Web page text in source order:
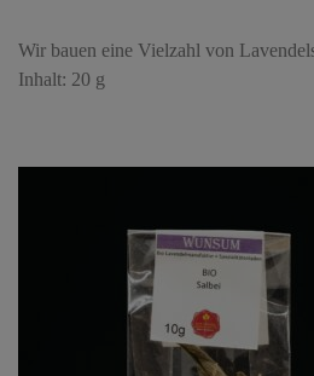
Wir bauen eine Vielzahl von
Inhalt: 20 g